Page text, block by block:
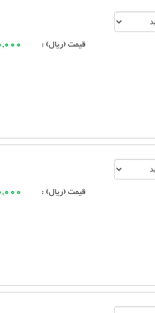
قیمت (ریال) :
قیمت (ریال) :